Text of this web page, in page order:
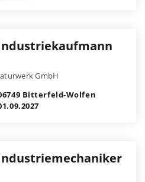
GmbH
Bitterfeld-Wolfen